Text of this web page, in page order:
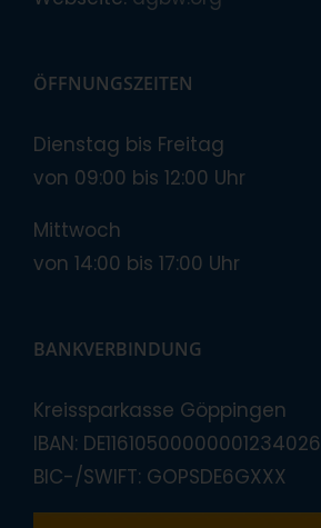
ÖFFNUNGSZEITEN
Dienstag bis Freitag
von 09:00 bis 12:00 Uhr
Mittwoch
von 14:00 bis 17:00 Uhr
BANKVERBINDUNG
Kreissparkasse Göppingen
IBAN: DE11610500000001234026
BIC-/SWIFT: GOPSDE6GXXX